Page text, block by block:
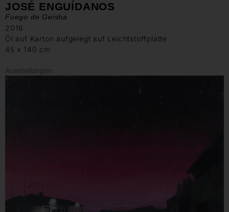
JOSÉ ENGUÍDANOS
Fuego de Geisha
2016
Öl auf Karton aufgelegt auf Leichtstoffplatte
45 x 140 cm
Ausstellungen